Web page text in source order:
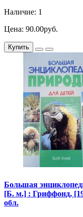
Наличие: 1
Цена: 90.00руб.
Купить
Большая
[Б. м.] : Гриффонд,
обл.